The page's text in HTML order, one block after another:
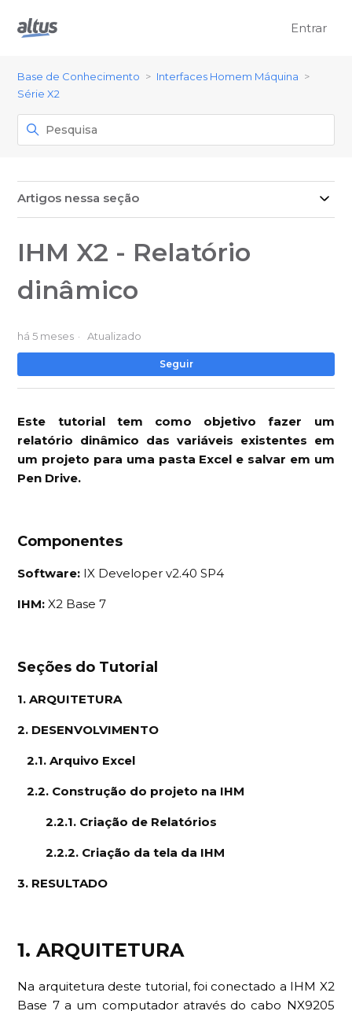
Entrar
Base de Conhecimento
Interfaces Homem Máquina
Série X2
Artigos nessa seção
IHM X2 - Relatório
dinâmico
há 5 meses Atualizado
Seguir
Este tutorial tem como objetivo fazer um
relatório dinâmico das variáveis existentes em
um projeto para uma pasta Excel e salvar em um
Pen Drive.
Componentes
Software: IX Developer v2.40 SP4
IHM:X2 Base 7
Seções do Tutorial
1. ARQUITETURA
2. DESENVOLVIMENTO
2.1. Arquivo Excel
2.2. Construção do projeto na IHM
2.2.1. Criação de Relatórios
2.2.2. Criação da tela da IHM
3. RESULTADO
1. ARQUITETURA
Na arquitetura deste tutorial, foi conectado a IHM X2
Base 7 a um computador através do cabo NX9205